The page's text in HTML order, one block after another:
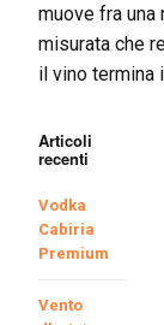
muove fra
misurata che
il vino termina
Articoli
recenti
Vodka
Cabiria
Premium
Vento